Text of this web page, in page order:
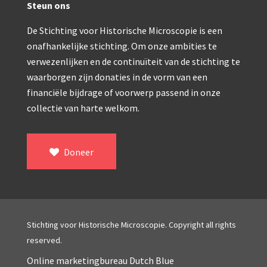
Zeiss, statief IX (ca. 1890)
Seibert, ‘Stativ 3’ (1895-1900)
Watson & Sons, No. 1 ‘Van Heurck’ (ca. 1900)
Reichert (ca. 1925)
ROW, schoolmicroscoop (1955-1965)
Troughton & Simms, McArthur type (1959-
Zeiss, type Ergaval (ca. 1970)
Steun ons
De Stichting voor Historische Microscopie is een
onafhankelijke stichting. Om onze ambities te
verwezenlijken en de continuïteit van de stichting te
waarborgen zijn donaties in de vorm van een
financiële bijdrage of voorwerp passend in onze
collectie van harte welkom.
Doneer
Stichting voor Historische Microscopie. Copyright all rights
reserved.
Online marketingbureau Dutch Blue